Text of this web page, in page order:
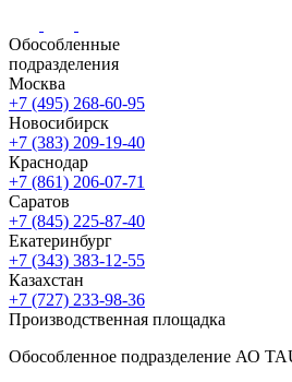
Обособленные
подразделения
Москва
+7 (495) 268-60-95
Новосибирск
+7 (383) 209-19-40
Краснодар
+7 (861) 206-07-71
Саратов
+7 (845) 225-87-40
Екатеринбург
+7 (343) 383-12-55
Казахстан
+7 (727) 233-98-36
Производственная площадка
Обособленное подразделение АО